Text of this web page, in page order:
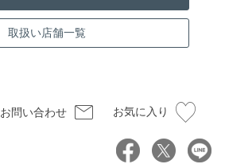
取扱い店舗一覧
お問い合わせ お気に入り